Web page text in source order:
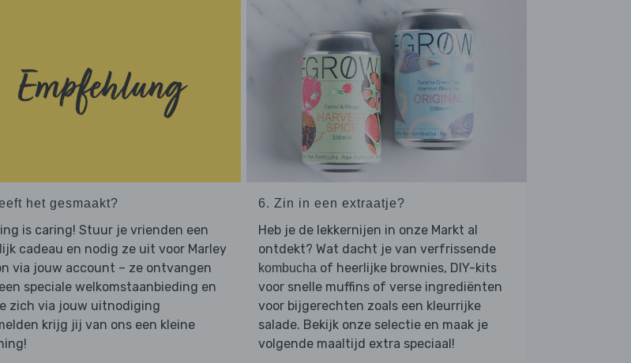
het gesmaakt?
is caring! Stuur je vrienden een
cadeau en nodig ze uit voor Marley
via jouw account – ze ontvangen
speciale welkomstaanbieding en
zich via jouw uitnodiging
krijg jij van ons een kleine
6. Zin in een extraatje?
Heb je de lekkernijen in onze Markt al
ontdekt? Wat dacht je van verfrissende
kombucha of heerlijke brownies, DIY-kits
voor snelle muffins of verse ingrediënten
voor bijgerechten zoals een kleurrijke
salade. Bekijk onze selectie en maak je
volgende maaltijd extra speciaal!